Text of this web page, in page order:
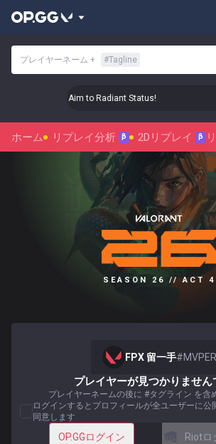
プレイヤーネーム + #Tagline
Level Up Your Aim to Radiant Status!
ホーム リプレイ分析 β 2Dリプレイ β
SEASON 26 // ACT 4
FPX 留一手#MVPER
プレイヤーが見つかりません
プレイヤーネームの後に #タグライン を含
ログインするとプロフィールが全ユーザーに公
同意します
OP.GGログイン Riotロ